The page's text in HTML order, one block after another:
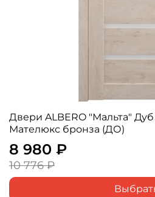
Двери ALBERO "Мальта"
Мателюкс бронза (ДО)
8 980 ₽
10 776 ₽